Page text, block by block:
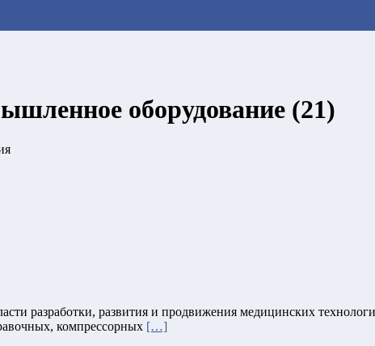
оборудование (21)
разработки, развития и продвижения медицинских
компрессорных […]